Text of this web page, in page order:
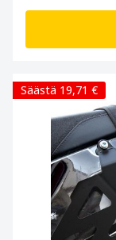
Säästä 19,71 €